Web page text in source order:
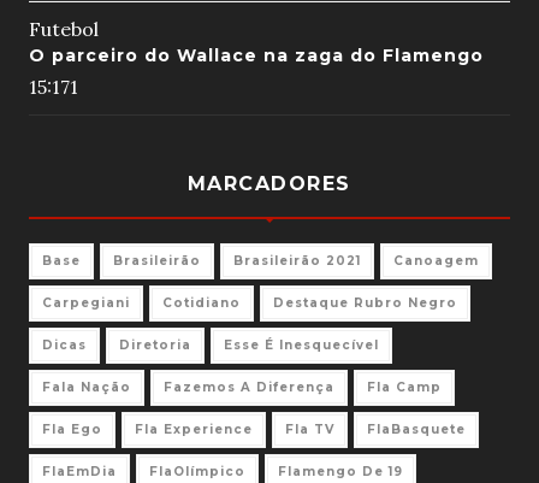
Futebol
O parceiro do Wallace na zaga do Flamengo
15:171
MARCADORES
Base Brasileirão Brasileirão 2021 Canoagem
Carpegiani Cotidiano Destaque Rubro Negro
Dicas Diretoria Esse É Inesquecível
Fala Nação Fazemos A Diferença Fla Camp
Fla Ego Fla Experience Fla TV FlaBasquete
FlaEmDia FlaOlímpico Flamengo De 19